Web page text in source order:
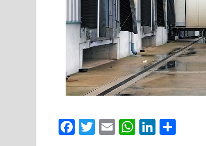
Facebook
Twitter
EmailWhatsApp
LinkedIn